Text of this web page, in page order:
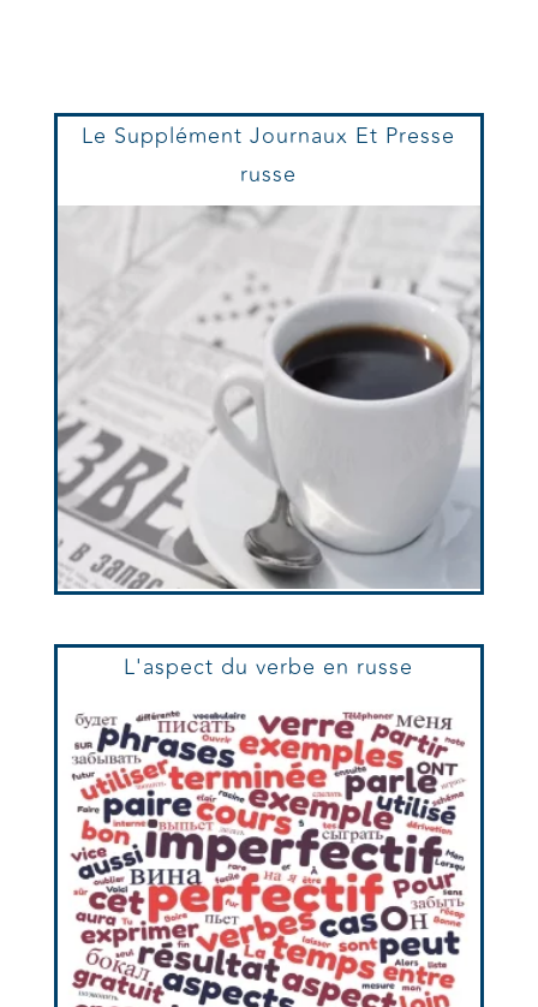
Le Supplément Journaux Et Presse
russe
L'aspect du verbe en russe